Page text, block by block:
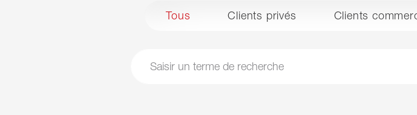
Tous Clients privés Clients